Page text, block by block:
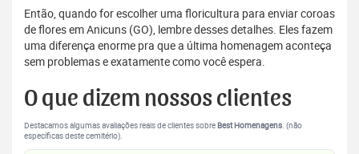
Então, quando for escolher uma floricultura para enviar coroas
de flores em Anicuns (GO), lembre desses detalhes. Eles fazem
uma diferença enorme pra que a última homenagem aconteça
sem problemas e exatamente como você espera.
O que dizem nossos clientes
Destacamos algumas avaliações reais de clientes sobre Best Homenagens. (não
específicas deste cemitério).